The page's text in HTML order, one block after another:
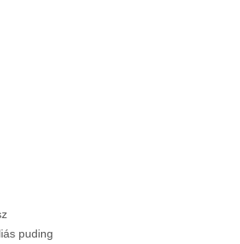
puding